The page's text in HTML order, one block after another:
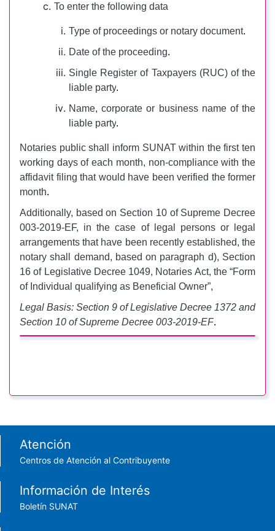
To enter the following data
Type of proceedings or notary document.
Date of the proceeding.
Single Register of Taxpayers (RUC) of the
liable party.
Name, corporate or business name of the
liable party.
Notaries public shall inform SUNAT within the first ten
working days of each month, non-compliance with the
affidavit filing that would have been verified the former
month.
Additionally, based on Section 10 of Supreme Decree
003-2019-EF, in the case of legal persons or legal
arrangements that have been recently established, the
notary shall demand, based on paragraph d), Section
16 of Legislative Decree 1049, Notaries Act, the “Form
of Individual qualifying as Beneficial Owner”,
Legal Basis: Section 9 of Legislative Decree 1372 and
Section 10 of Supreme Decree 003-2019-EF.
Footer menu
Atención
Centros de Atención al Contribuyente
Información de Interés
Boletín SUNAT